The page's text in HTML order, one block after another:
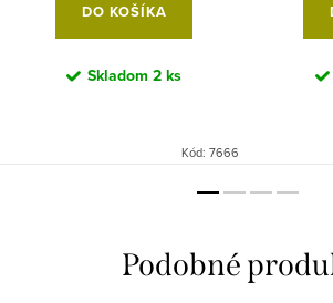
DO KOŠÍKA
Skladom 2 ks
Kód: 7666